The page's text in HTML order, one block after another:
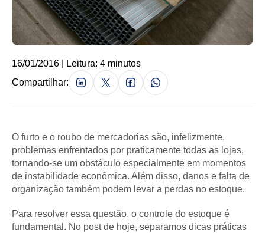
16/01/2016 | Leitura: 4 minutos
Compartilhar:
O furto e o roubo de mercadorias são, infelizmente,
problemas enfrentados por praticamente todas as lojas,
tornando-se um obstáculo especialmente em momentos
de instabilidade econômica. Além disso, danos e falta de
organização também podem levar a perdas no estoque.
Para resolver essa questão, o controle do estoque é
fundamental. No post de hoje, separamos dicas práticas